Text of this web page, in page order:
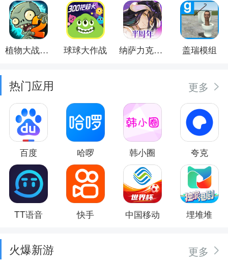
植物大战僵尸2 球球大作战 纳萨力克之王 盖瑞模组
热门应用 更多
百度 哈啰 韩小圈 夸克
TT语音 快手 中国移动 埋堆堆
火爆新游 更多